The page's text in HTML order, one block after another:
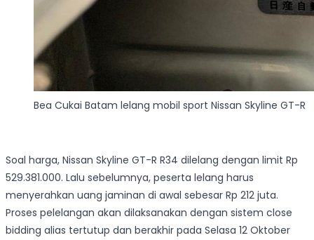
Bea Cukai Batam lelang mobil sport Nissan Skyline GT-R
Soal harga, Nissan Skyline GT-R R34 dilelang dengan limit Rp
529.381.000. Lalu sebelumnya, peserta lelang harus
menyerahkan uang jaminan di awal sebesar Rp 212 juta.
Proses pelelangan akan dilaksanakan dengan sistem close
bidding alias tertutup dan berakhir pada Selasa 12 Oktober